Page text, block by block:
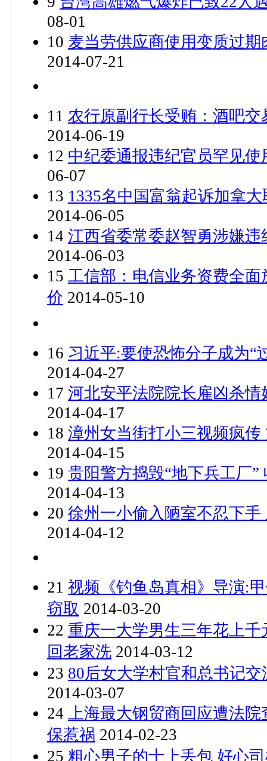
08-01
10 麦当劳供应商使用变质过期
2014-07-21
11 农行原副行长受贿：酒吧交
2014-06-19
12 中纪委通报违纪官员罕见使
06-07
13 1335名中国富翁起诉加拿
2014-06-05
14 江西省委常委赵智勇涉嫌
2014-06-03
15 工信部：电信业务资费全
价 2014-05-10
16 习近平:要使恐怖分子成为“
2014-04-27
17 河北安平法院院长雇凶杀情
2014-04-17
18 漳州女当街打小三视频疯
2014-04-15
19 贵阳警方捣毁“地下兵工厂”
2014-04-13
20 徐州一小偷入陋室不忍下手
2014-04-12
21 视频《钓鱼岛真相》导演:
窃取 2014-03-20
22 重庆一大学男生三年花上
回老家洗 2014-03-12
23 80后女大学村官和总书记
2014-03-07
24 上海最大钢贸商回应遭法
保惹祸 2014-02-23
25 粗心男子的士上丢包 好心